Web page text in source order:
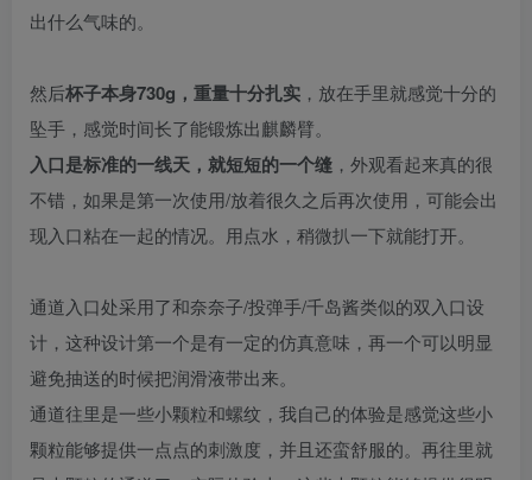
出什么气味的。
然后杯子本身730g，重量十分扎实 ，放在手里就感觉十分的
坠手，感觉时间长了能锻炼出麒麟臂。
入口是标准的一线天，就短短的一个缝 ，外观看起来真的很
不错，如果是第一次使用/放着很久之后再次使用，可能会出
现入口粘在一起的情况。用点水，稍微扒一下就能打开。
通道入口处采用了和奈奈子/投弹手/千岛酱类似的双入口设
计，这种设计第一个是有一定的仿真意味，再一个可以明显
避免抽送的时候把润滑液带出来。
通道往里是一些小颗粒和螺纹，我自己的体验是感觉这些小
颗粒能够提供一点点的刺激度，并且还蛮舒服的。再往里就